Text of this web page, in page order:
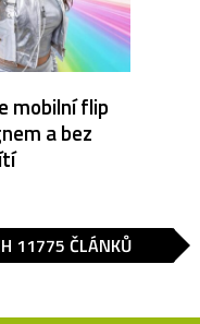
mobilní flip
a bez
11775 ČLÁNKŮ